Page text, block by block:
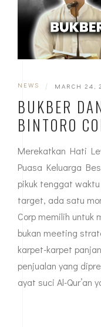
NEWS | MARCH 24,
BUKBER
BINTORO
Merekatkan Hati
Puasa Keluarga
pikuk tenggat
target, ada satu
Corp memilih untuk
bukan meeting
karpet-karpet
penjualan yang
ayat suci Al-